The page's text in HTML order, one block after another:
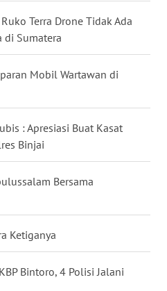
Terra Drone Tidak Ada
di Sumatera
Mobil Wartawan di
: Apresiasi Buat Kasat
Binjai
Bersama
Ketiganya
Bintoro, 4 Polisi Jalani